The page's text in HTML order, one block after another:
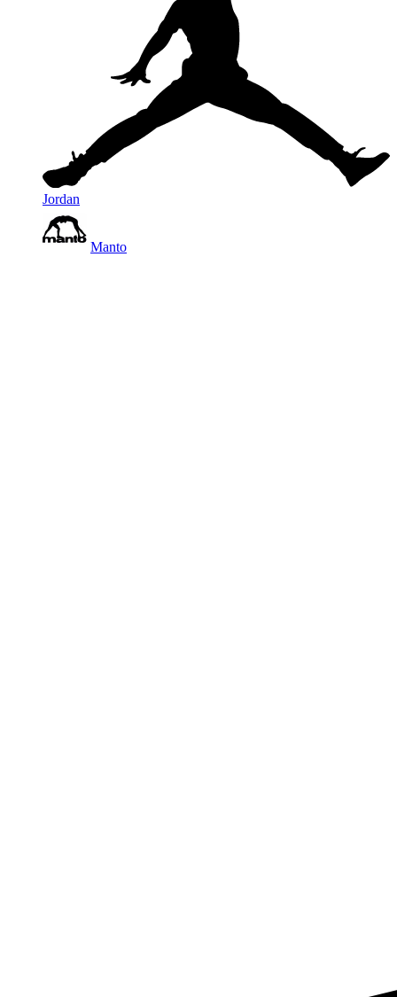
Jordan
Manto